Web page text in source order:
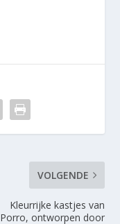
VOLGENDE
Kleurrijke kastjes van
Porro, ontworpen door